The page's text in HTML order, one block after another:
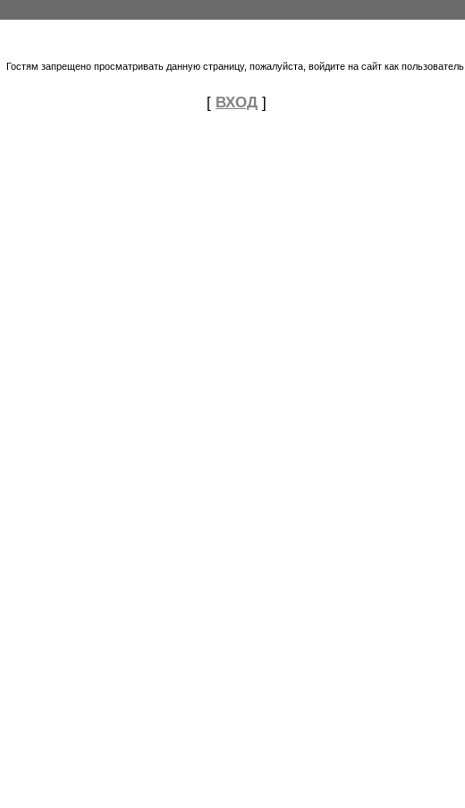
Гостям запрещено просматривать данную страницу, пожалуйста, войдите на сайт как пользователь.
[ ВХОД ]